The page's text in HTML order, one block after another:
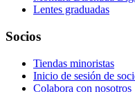
Lentes graduadas
Socios
Tiendas minoristas
Inicio de sesión de
Colabora con nosotros